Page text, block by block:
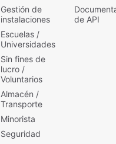
Gestión de
instalaciones
Escuelas /
Universidades
Sin fines de
lucro /
Voluntarios
Almacén /
Transporte
Minorista
Seguridad
de API